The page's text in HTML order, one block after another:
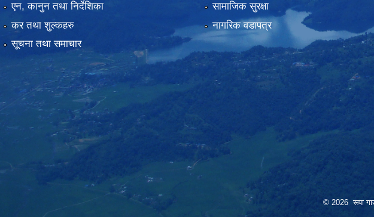
एन, कानुन तथा निर्देशिका
कर तथा शुल्कहरु
सूचना तथा समाचार
सामाजिक सुरक्षा
नागरिक वडापत्र
© 2026 रूपा